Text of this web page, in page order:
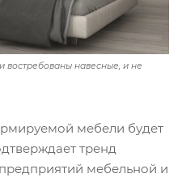
навесные, и не
мебели будет
тренд
мебельной и